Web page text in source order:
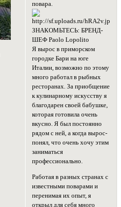
повара.
ЗНАКОМЬТЕСЬ: БРЕНД-
ШЕФ Paolo Lopolito
Я вырос в приморском
городке Бари на юге
Италии, возможно по этому
много работал в рыбных
ресторанах. За приобщение
к кулинарному искусству я
благодарен своей бабушке,
которая готовила очень
вкусно. Я был постоянно
рядом с ней, а когда вырос-
понял, что очень хочу этим
заниматься
профессионально.
Работая в разных странах с
известными поварами и
перенимая их опыт, я
открыл для себя много